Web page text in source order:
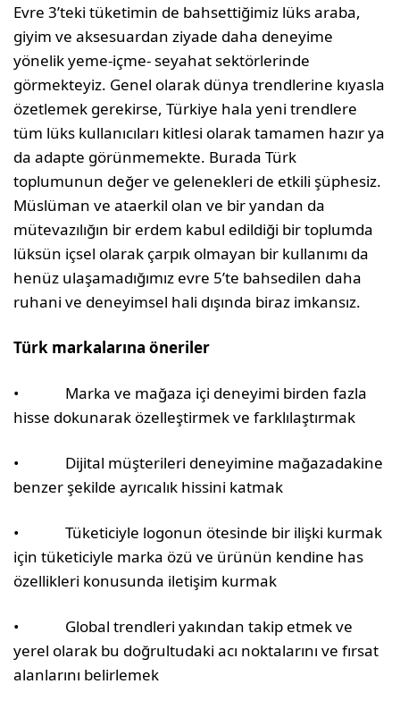
Evre 3’teki tüketimin de bahsettiğimiz lüks araba,
giyim ve aksesuardan ziyade daha deneyime
yönelik yeme-içme- seyahat sektörlerinde
görmekteyiz. Genel olarak dünya trendlerine kıyasla
özetlemek gerekirse, Türkiye hala yeni trendlere
tüm lüks kullanıcıları kitlesi olarak tamamen hazır ya
da adapte görünmemekte. Burada Türk
toplumunun değer ve gelenekleri de etkili şüphesiz.
Müslüman ve ataerkil olan ve bir yandan da
mütevazılığın bir erdem kabul edildiği bir toplumda
lüksün içsel olarak çarpık olmayan bir kullanımı da
henüz ulaşamadığımız evre 5’te bahsedilen daha
ruhani ve deneyimsel hali dışında biraz imkansız.
Türk markalarına öneriler
• Marka ve mağaza içi deneyimi birden fazla
hisse dokunarak özelleştirmek ve farklılaştırmak
• Dijital müşterileri deneyimine mağazadakine
benzer şekilde ayrıcalık hissini katmak
• Tüketiciyle logonun ötesinde bir ilişki kurmak
için tüketiciyle marka özü ve ürünün kendine has
özellikleri konusunda iletişim kurmak
• Global trendleri yakından takip etmek ve
yerel olarak bu doğrultudaki acı noktalarını ve fırsat
alanlarını belirlemek